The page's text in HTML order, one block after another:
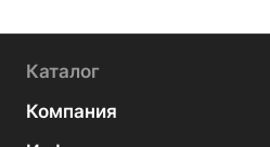
Каталог
Компания